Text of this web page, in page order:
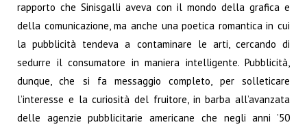
rapporto che Sinisgalli aveva con il mondo della grafica e
della comunicazione, ma anche una poetica romantica in cui
la pubblicità tendeva a contaminare le arti, cercando di
sedurre il consumatore in maniera intelligente. Pubblicità,
dunque, che si fa messaggio completo, per solleticare
l’interesse e la curiosità del fruitore, in barba all’avanzata
delle agenzie pubblicitarie americane che negli anni ’50